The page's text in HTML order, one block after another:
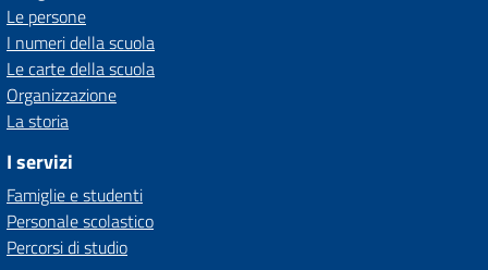
Le persone
I numeri della scuola
Le carte della scuola
Organizzazione
La storia
I servizi
Famiglie e studenti
Personale scolastico
Percorsi di studio